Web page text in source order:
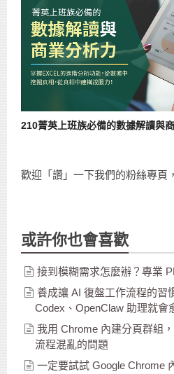
210菁英上班族必備的數據解讀與
歡迎「讚」一下我們的粉絲專頁
或許你也會喜歡
接到模糊需求怎麼辦？專業
養成讓 AI 復盤工作流程的習
Codex、OpenClaw 助理就會
我用 Chrome 內建分頁群組
流程混亂的問題
一定要試試 Google Chrome